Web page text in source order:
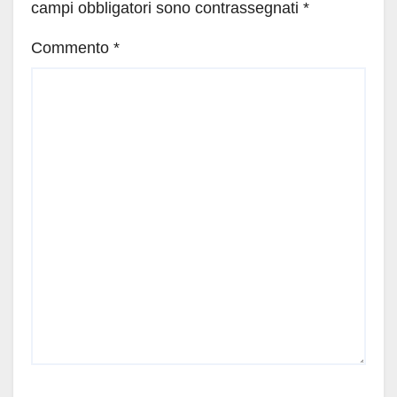
campi obbligatori sono contrassegnati *
Commento *